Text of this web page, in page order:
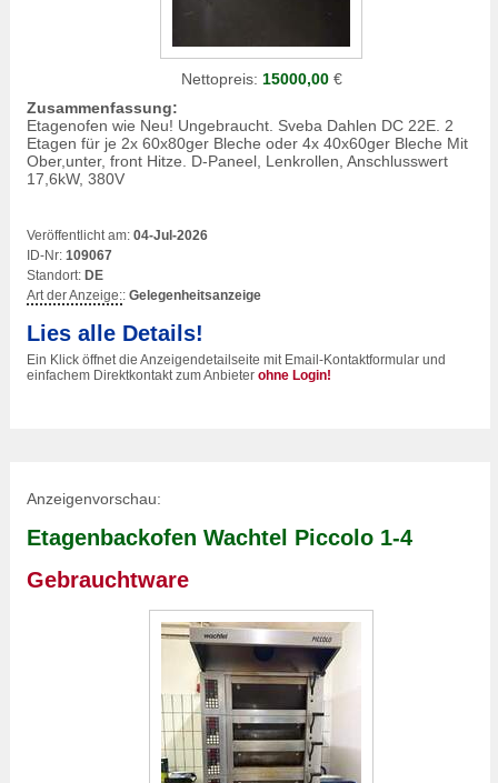
Nettopreis: 15000,00€
Zusammenfassung:
Etagenofen wie Neu! Ungebraucht. Sveba Dahlen DC 22E. 2
Etagen für je 2x 60x80ger Bleche oder 4x 40x60ger Bleche Mit
Ober,unter, front Hitze. D-Paneel, Lenkrollen, Anschlusswert
17,6kW, 380V
Veröffentlicht am: 04-Jul-2026
ID-Nr: 109067
Standort: DE
Art der Anzeige:: Gelegenheitsanzeige
Lies alle Details!
Ein Klick öffnet die Anzeigendetailseite mit Email-Kontaktformular und
einfachem Direktkontakt zum Anbieter ohne Login!
Anzeigenvorschau:
Etagenbackofen Wachtel Piccolo 1-4
Gebrauchtware